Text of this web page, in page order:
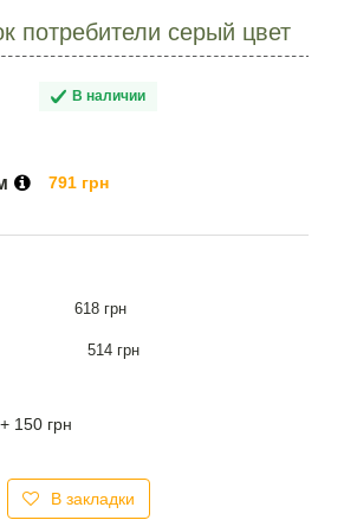
потребители серый цвет
В наличии
791 грн
618 грн
514 грн
150 грн
В закладки